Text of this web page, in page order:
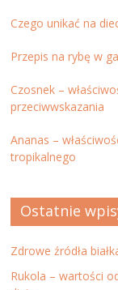
Czego unikać na
Przepis na rybę w
Czosnek –
przeciwwskazania
Ananas –
tropikalnego
Ostatnie
Zdrowe źródła
Rukola – wartości